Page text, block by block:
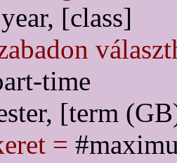
year, [class]
time
[term
=